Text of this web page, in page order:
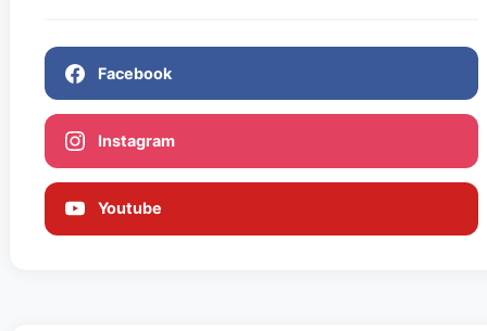
Facebook
Instagram
Youtube